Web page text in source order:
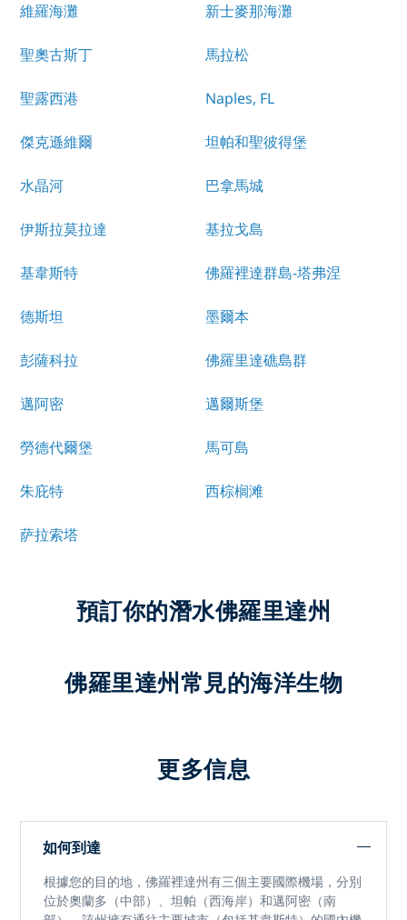
維羅海灘 新士麥那海灘
聖奧古斯丁 馬拉松
聖露西港 Naples, FL
傑克遜維爾 坦帕和聖彼得堡
水晶河 巴拿馬城
伊斯拉莫拉達 基拉戈島
基韋斯特 佛羅裡達群島-塔弗涅
德斯坦 墨爾本
彭薩科拉 佛羅里達礁島群
邁阿密 邁爾斯堡
勞德代爾堡 馬可島
朱庇特 西棕榈滩
萨拉索塔
預訂你的潛水佛羅里達州
佛羅里達州常見的海洋生物
更多信息
如何到達
根據您的目的地，佛羅裡達州有三個主要國際機場，分別
位於奧蘭多（中部）、坦帕（西海岸）和邁阿密（南